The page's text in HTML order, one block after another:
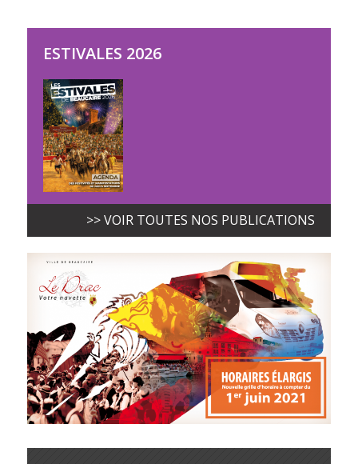
ESTIVALES 2026
>> VOIR TOUTES NOS PUBLICATIONS